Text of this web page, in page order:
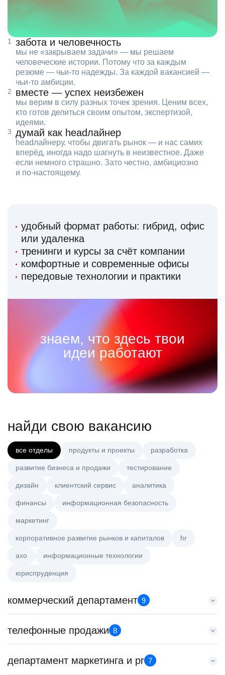
забота и человечность
мы не «закрываем задачи» — мы решаем
человеческие истории. Потому что за каждым
резюме — чьи‑то надежды. За каждой вакансией —
чьи‑то амбиции.
вместе — успех неизбежен
мы верим в силу разных точек зрения. Ценим всех,
кто готов делиться своим опытом, экспертизой,
идеями.
думай как headлайнер
headлайнеру, чтобы двигать рынок — и нас самих
вперёд, иногда надо шагнуть в неизвестное. Даже
если немного страшно. Зато честно, амбициозно
и по‑настоящему.
удобный формат работы: гибрид, офис
или удаленка
тренинги и курсы за счёт компании
комфортные и современные офисы
передовые технологии и практики
знаем, что здесь твои
идеи работают
найди свою вакансию
все отделы продукты и проекты разработка
развитие бизнеса и продажи тестирование
дизайн клиентский сервис аналитика
финансы информационная безопасность
маркетинг
корпоративное развитие рынков и капиталов hr
axo информационные технологии
юриспруденция
коммерческий департамент 9
Тренер по развитию компетенций продаж
HeadHunter::Коммерческий департамент
з/п не указана
телефонные продажи 8
HeadHunter::Телефонные продажи
департамент маркетинга и pr 7